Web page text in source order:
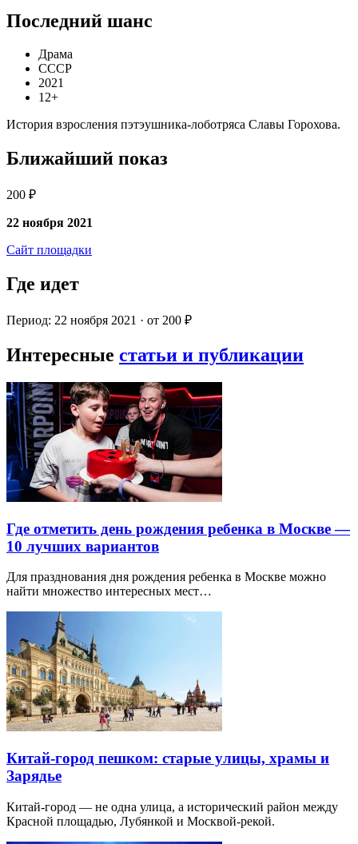
Последний шанс
Драма
СССР
2021
12+
История взросления пэтэушника-лоботряса Славы Горохова.
Ближайший показ
200 ₽
22 ноября 2021
Сайт площадки
Где идет
Период: 22 ноября 2021 · от 200 ₽
Интересные статьи и публикации
Где отметить день рождения ребенка в Москве —
10 лучших вариантов
Для празднования дня рождения ребенка в Москве можно
найти множество интересных мест…
Китай-город пешком: старые улицы, храмы и
Зарядье
Китай-город — не одна улица, а исторический район между
Красной площадью, Лубянкой и Москвой-рекой.